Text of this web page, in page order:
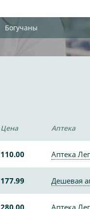
Богучаны
Цена Аптека
110.00 Аптека
177.99 Дешевая
280.00 Аптека